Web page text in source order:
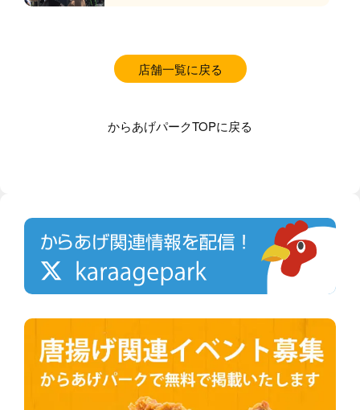
店舗一覧に戻る
からあげパークTOPに戻る